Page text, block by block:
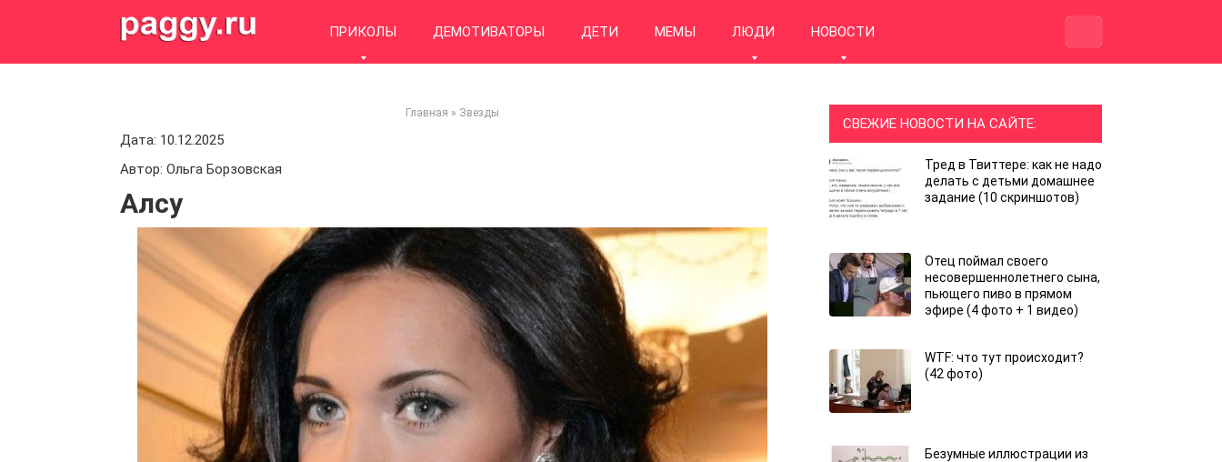
ПРИКОЛЫ ДЕМОТИВАТОРЫ ДЕТИ МЕМЫ ЛЮДИ НОВОСТИ
Главная » Звезды
Дата: 10.12.2025
Автор: Ольга Борзовская
Алсу
СВЕЖИЕ НОВОСТИ НА САЙТЕ:
Тред в Твиттере: как не надо
делать с детьми домашнее
задание (10 скриншотов)
Отец поймал своего
несовершеннолетнего сына,
пьющего пиво в прямом
эфире (4 фото + 1 видео)
WTF: что тут происходит?
(42 фото)
Безумные иллюстрации из